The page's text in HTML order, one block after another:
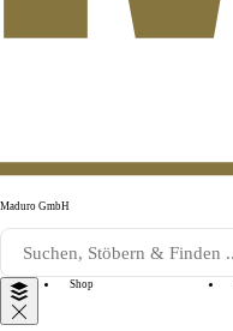
Maduro GmbH
Shop